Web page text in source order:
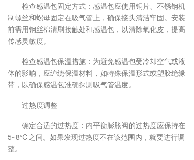
检查感温包固定方式：感温包应使用铜片、不锈钢机
制螺丝和螺母固定在吸气管上，确保接头清洁牢固。安装
前需用钢丝棉清刷接触处和感温包，以清除氧化皮，提高
传感灵敏度。
检查感温包保温措施：为避免感温包受冷却空气或液
体的影响，应缠绕保温材料，如特殊保温形式或塑胶绝缘
带，以确保感温包准确探测吸气管温度。
过热度调整
确定合适的过热度：内平衡膨胀阀的过热度应保持在
5~8℃之间。如果发现过热度不在该范围内，就要进行调
整。